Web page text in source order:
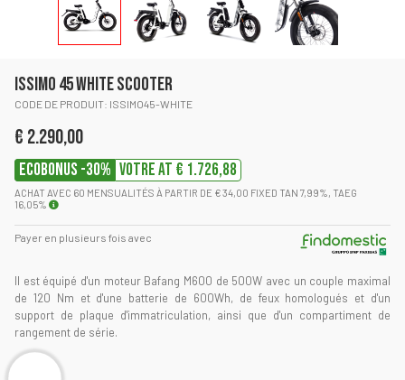
ISSIMO 45 WHITE SCOOTER
CODE DE PRODUIT: ISSIMO45-WHITE
€ 2.290,00
ECOBONUS -30% Votre at € 1.726,88
ACHAT AVEC 60 MENSUALITÉS À PARTIR DE €34,00 FIXED TAN 7,99%, TAEG
16,05%
Payer en plusieurs fois avec
Il est équipé d'un moteur Bafang M600 de 500W avec un couple maximal
de 120 Nm et d'une batterie de 600Wh, de feux homologués et d'un
support de plaque d'immatriculation, ainsi que d'un compartiment de
rangement de série.